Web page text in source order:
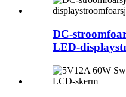
DC-
LED-